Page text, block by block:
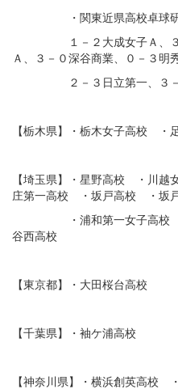
・関東近県高校卓球研修
１－２大成女子Ａ、３－
Ａ、３－０深谷商業、０－３明
２－３日立第一、３－
【栃木県】・栃木女子高校
【埼玉県】・星野高校 ・川
庄第一高校 ・坂戸高校 ・坂
・浦和第一女子高校 ・
谷西高校
【東京都】・大田桜台高校
【千葉県】・袖ケ浦高校
【神奈川県】・横浜創英高校